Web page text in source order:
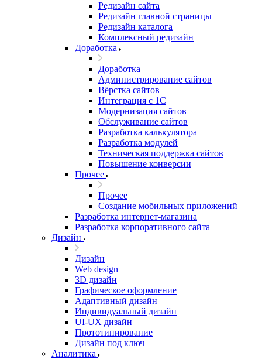
Редизайн сайта
Редизайн главной страницы
Редизайн каталога
Комплексный редизайн
Доработка
Доработка
Администрирование сайтов
Вёрстка сайтов
Интеграция с 1С
Модернизация сайтов
Обслуживание сайтов
Разработка калькулятора
Разработка модулей
Техническая поддержка сайтов
Повышение конверсии
Прочее
Прочее
Создание мобильных приложений
Разработка интернет-магазина
Разработка корпоративного сайта
Дизайн
Дизайн
Web design
3D дизайн
Графическое оформление
Адаптивный дизайн
Индивидуальный дизайн
UI‑UX дизайн
Прототипирование
Дизайн под ключ
Аналитика